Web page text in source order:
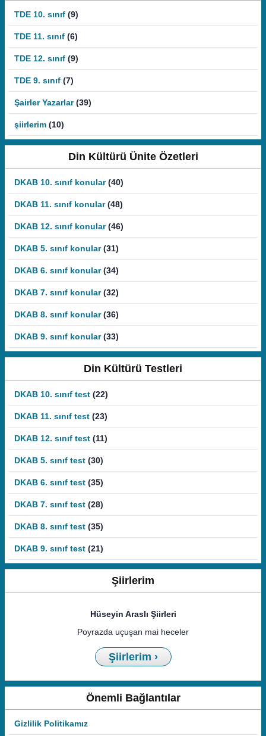
TDE 10. sınıf (9)
TDE 11. sınıf (6)
TDE 12. sınıf (9)
TDE 9. sınıf (7)
Şairler Yazarlar (39)
şiirlerim (10)
Din Kültürü Ünite Özetleri
DKAB 10. sınıf konular (40)
DKAB 11. sınıf konular (48)
DKAB 12. sınıf konular (46)
DKAB 5. sınıf konular (31)
DKAB 6. sınıf konular (34)
DKAB 7. sınıf konular (32)
DKAB 8. sınıf konular (36)
DKAB 9. sınıf konular (33)
Din Kültürü Testleri
DKAB 10. sınıf test (22)
DKAB 11. sınıf test (23)
DKAB 12. sınıf test (11)
DKAB 5. sınıf test (30)
DKAB 6. sınıf test (35)
DKAB 7. sınıf test (28)
DKAB 8. sınıf test (35)
DKAB 9. sınıf test (21)
Şiirlerim
Hüseyin Araslı Şiirleri
Poyrazda uçuşan mai heceler
Şiirlerim ›
Önemli Bağlantılar
Gizlilik Politikamız